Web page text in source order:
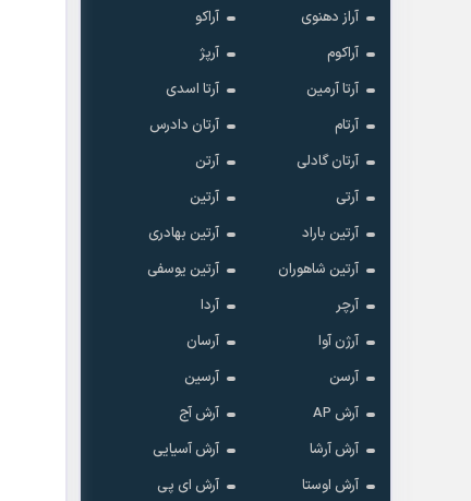
آراز دهنوی
آراکو
آراکوم
آرپژ
آرتا آرمین
آرتا اسدی
آرتام
آرتان دادرس
آرتان گادلی
آرتن
آرتی
آرتین
آرتین باراد
آرتین بهادری
آرتین شاهوران
آرتین یوسفی
آرچر
آردا
آرژن آوا
آرسان
آرسن
آرسین
آرش AP
آرش آج
آرش آرشا
آرش آسیایی
آرش اوستا
آرش ای پی